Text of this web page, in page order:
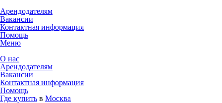
Арендодателям
Вакансии
Контактная информация
Помощь
Меню
О нас
Арендодателям
Вакансии
Контактная информация
Помощь
Где купить в Москва